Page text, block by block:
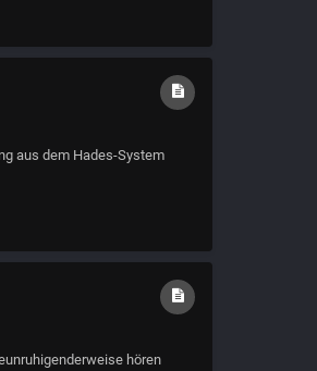
aus dem Hades-System
hören